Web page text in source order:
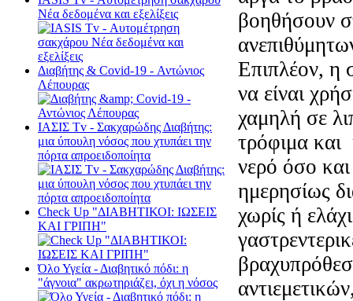
βοηθήσουν
Επιπλέον, η
να είναι
χαμηλή σε
τρόφιμα
νερό όσο
ημερησίως
χωρίς ή
Νέα δεδομένα και εξελίξεις
Διαβήτης & Cοvid-19 - Αντώνιος
Λέπουρας
ΙΑΣΙΣ Tv - Σακχαρώδης Διαβήτης:
μια ύπουλη νόσος που χτυπάει την
πόρτα απροειδοποίητα
Check Up "ΔΙΑΒΗΤΙΚΟΙ: ΙΩΣΕΙΣ
ΚΑΙ ΓΡΙΠΗ"
Όλο Υγεία - Διαβητικό πόδι: η
"άγνοια" ακρωτηριάζει, όχι η νόσος